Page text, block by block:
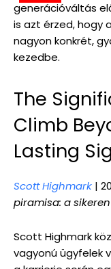
generációváltás
is azt érzed, hogy
nagyon konkrét,
kezedbe.
The
Climb
Lasting
Scott Highmark |
piramisa: a
Scott Highmark
vagyonú ügyfelek